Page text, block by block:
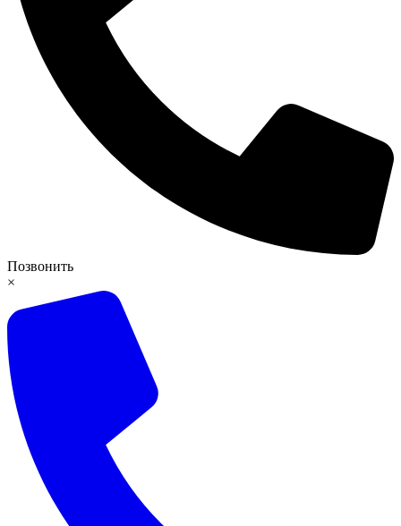
Позвонить
×